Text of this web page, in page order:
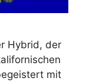
Hybrid, der
mit